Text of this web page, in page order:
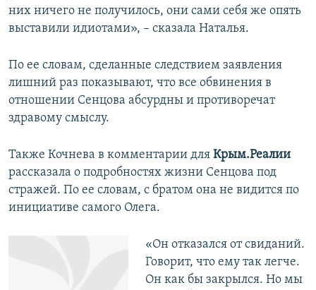
них ничего не получилось, они сами себя же опять
выставили идиотами», – сказала Наталья.
По ее словам, сделанные следствием заявления
лишний раз показывают, что все обвинения в
отношении Сенцова абсурдны и противоречат
здравому смыслу.
Также Кочнева в комментарии для Крым.Реалии
рассказала о подробностях жизни Сенцова под
стражей. По ее словам, с братом она не видится по
инициативе самого Олега.
«Он отказался от свиданий.
Говорит, что ему так легче.
Он как бы закрылся. Но мы